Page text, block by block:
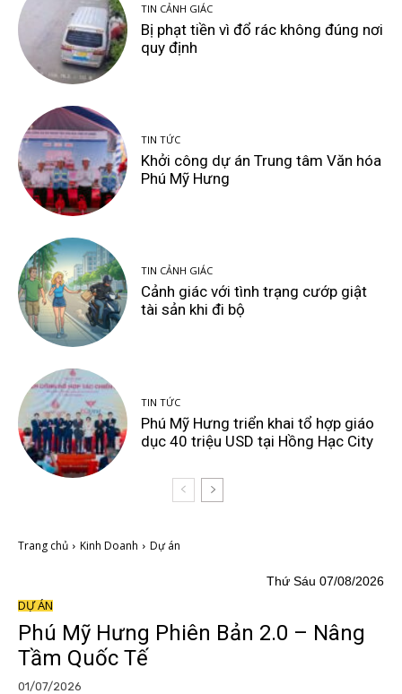
TIN CẢNH GIÁC
Bị phạt tiền vì đổ rác không đúng nơi
quy định
TIN TỨC
Khởi công dự án Trung tâm Văn hóa
Phú Mỹ Hưng
TIN CẢNH GIÁC
Cảnh giác với tình trạng cướp giật
tài sản khi đi bộ
TIN TỨC
Phú Mỹ Hưng triển khai tổ hợp giáo
dục 40 triệu USD tại Hồng Hạc City